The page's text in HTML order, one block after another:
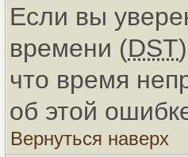
Если вы
времени (DST
что время
об этой
Вернуться наверх